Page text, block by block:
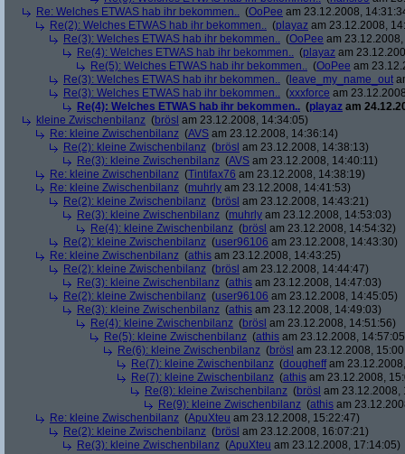
Re: Welches ETWAS hab ihr bekommen.. (OoPee am 23.12.2008,
Re(2): Welches ETWAS hab ihr bekommen.. (playaz am 23.12.2008,
Re(3): Welches ETWAS hab ihr bekommen.. (OoPee am
Re(4): Welches ETWAS hab ihr bekommen.. (playaz am
Re(5): Welches ETWAS hab ihr bekommen.. (OoPee am
Re(3): Welches ETWAS hab ihr bekommen.. ( leave_my_name_out
Re(3): Welches ETWAS hab ihr bekommen.. (xxxforce am
Re(4): Welches ETWAS hab ihr bekommen.. (playaz am
kleine Zwischenbilanz (brösl am 23.12.2008, 14:34:05)
Re: kleine Zwischenbilanz (AVS am 23.12.2008, 14:36:14)
Re(2): kleine Zwischenbilanz (brösl am 23.12.2008, 14:38:13)
Re(3): kleine Zwischenbilanz (AVS am 23.12.2008, 14:40:11)
Re: kleine Zwischenbilanz (Tintifax76 am 23.12.2008, 14:38:19)
Re: kleine Zwischenbilanz (muhrly am 23.12.2008, 14:41:53)
Re(2): kleine Zwischenbilanz (brösl am 23.12.2008, 14:43:21)
Re(3): kleine Zwischenbilanz (muhrly am 23.12.2008, 14:53:03)
Re(4): kleine Zwischenbilanz (brösl am 23.12.2008, 14:54:32)
Re(2): kleine Zwischenbilanz (user96106 am 23.12.2008, 14:43:30)
Re: kleine Zwischenbilanz (athis am 23.12.2008, 14:43:25)
Re(2): kleine Zwischenbilanz (brösl am 23.12.2008, 14:44:47)
Re(3): kleine Zwischenbilanz (athis am 23.12.2008, 14:47:03)
Re(2): kleine Zwischenbilanz (user96106 am 23.12.2008, 14:45:05)
Re(3): kleine Zwischenbilanz (athis am 23.12.2008, 14:49:03)
Re(4): kleine Zwischenbilanz (brösl am 23.12.2008, 14:51:56)
Re(5): kleine Zwischenbilanz (athis am 23.12.2008,
Re(6): kleine Zwischenbilanz (brösl am 23.12.2008,
Re(7): kleine Zwischenbilanz (dougheffam
Re(7): kleine Zwischenbilanz (athis am 23.12.2008,
Re(8): kleine Zwischenbilanz (brösl am 23.12.2008,
Re(9): kleine Zwischenbilanz (athis am
Re: kleine Zwischenbilanz (ApuXteu am 23.12.2008, 15:22:47)
Re(2): kleine Zwischenbilanz (brösl am 23.12.2008, 16:07:21)
Re(3): kleine Zwischenbilanz (ApuXteu am 23.12.2008, 17:14:05)